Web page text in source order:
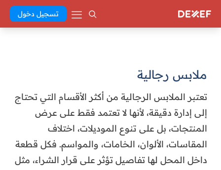
تسجيل دخول
ملابس رجالية
تعتبر الملابس الرجالية من أكثر الأقسام التي تحتاج
إلى إدارة دقيقة، لأنها لا تعتمد فقط على عرض
المنتجات، بل على تنوع الموديلات، اختلاف
المقاسات، الألوان، الخامات، والمواسم. فكل قطعة
داخل المحل لها تفاصيل تؤثر على قرار الشراء، مثل